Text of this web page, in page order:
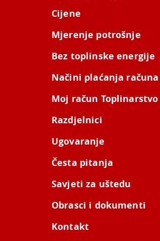
Cijene
Mjerenje potrošnje
Bez toplinske energije
Načini plaćanja računa
Moj račun Toplinarstvo
Razdjelnici
Ugovaranje
Česta pitanja
Savjeti za uštedu
Obrasci i dokumenti
Kontakt